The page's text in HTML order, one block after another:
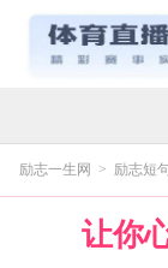
励志一生网 > 励志短
让你